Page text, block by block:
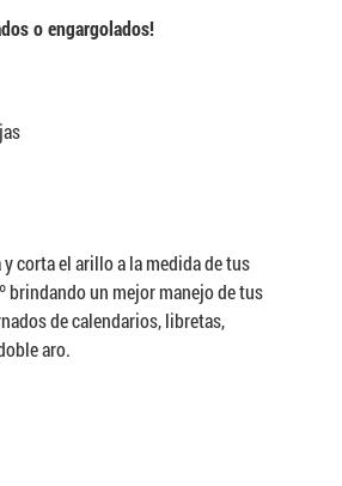
o engargolados!
corta el arillo a la medida de tus
brindando un mejor manejo de tus
de calendarios, libretas,
aro.